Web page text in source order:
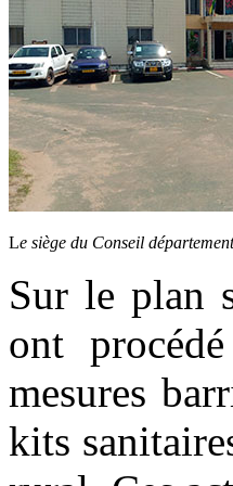
Le siège du Conseil
Sur le plan
ont
mesures
kits